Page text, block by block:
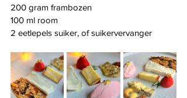
200 gram frambozen
100 ml room
2 eetlepels suiker, of suikervervanger